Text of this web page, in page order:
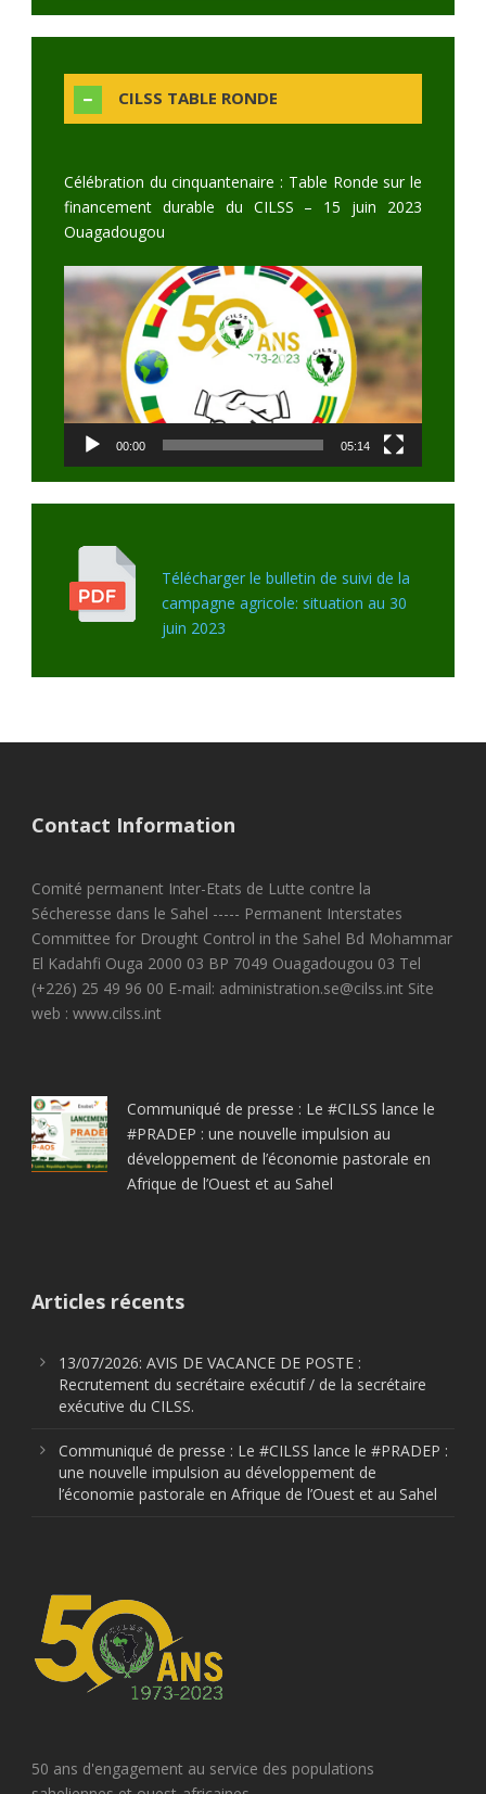
CILSS TABLE RONDE
Célébration du cinquantenaire : Table Ronde sur le
financement durable du CILSS – 15 juin 2023
Ouagadougou
Video
Player
00:00 05:14
Télécharger le bulletin de suivi de la
campagne agricole: situation au 30
juin 2023
Contact Information
Comité permanent Inter-Etats de Lutte contre la
Sécheresse dans le Sahel ----- Permanent Interstates
Committee for Drought Control in the Sahel Bd Mohammar
El Kadahfi Ouga 2000 03 BP 7049 Ouagadougou 03 Tel
(+226) 25 49 96 00 E-mail: administration.se@cilss.int Site
web : www.cilss.int
Communiqué de presse : Le #CILSS lance le
#PRADEP : une nouvelle impulsion au
développement de l’économie pastorale en
Afrique de l’Ouest et au Sahel
Articles récents
13/07/2026: AVIS DE VACANCE DE POSTE :
Recrutement du secrétaire exécutif / de la secrétaire
exécutive du CILSS.
Communiqué de presse : Le #CILSS lance le #PRADEP :
une nouvelle impulsion au développement de
l’économie pastorale en Afrique de l’Ouest et au Sahel
50 ans d'engagement au service des populations